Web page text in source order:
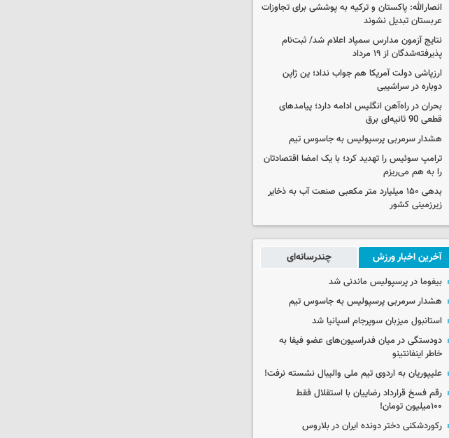
انصارالله: پاکستان و ترکیه به پوششی برای تجاوزات
عربستان تبدیل نشوند
نتایج آزمون مدارس سمپاد اعلام شد/ ثبت‌نام
پذیرفته‌شدگان از ۱۹ مرداد
ارزپاشی دولت آمریکا هم جواب نداد؛ ین ژاپن
دوباره در سراشیبی
بحران در راه‌آهن انگلیس ادامه دارد؛ پیامدهای
قطعی 90 ثانیه‌ای برق
هشدار سرمربی پرسپولیس به جاسوس تیم
ترامپ سوئیس را تهدید کرد؛ با یک امضا اقتصادتان
را به هم می‌ریزم
بدهی ۱۵۰ میلیارد متر مکعبی صنعت آب به ذخایر
زیرزمینی کشور
آخرین اخبار ورزش چندرسانه‌ای
بیفوما در پرسپولیس ماندنی شد
هشدار سرمربی پرسپولیس به جاسوس تیم
استانبول میزبان سوپرجام اسپانیا شد
دودستگی در میان فدراسیون‌های عضو فیفا به
خاطر اینفانتینو
علیپوریان به اردوی تیم ملی والیبال نشسته نرفت!
رقم فسخ قرارداد رضاییان با استقلال فقط
۱۰۰میلیون تومان!
رکوردشکنی دختر دونده ایران در بلاروس